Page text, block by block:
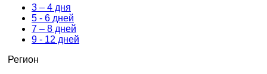
3 – 4 дня
5 - 6 дней
7 – 8 дней
9 - 12 дней
Регион